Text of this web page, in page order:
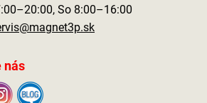
So 8:00–16:00
nás